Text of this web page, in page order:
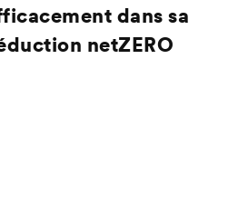
dans sa
netZERO